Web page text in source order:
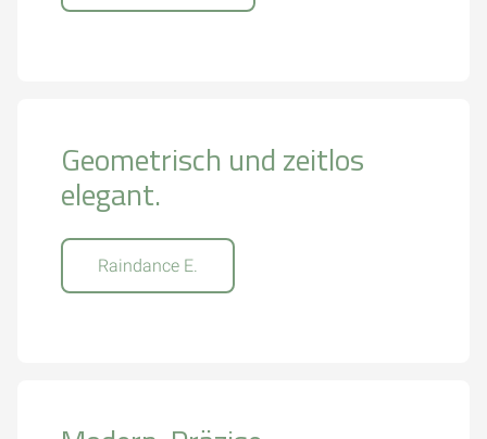
Geometrisch und zeitlos
elegant.
Raindance E.